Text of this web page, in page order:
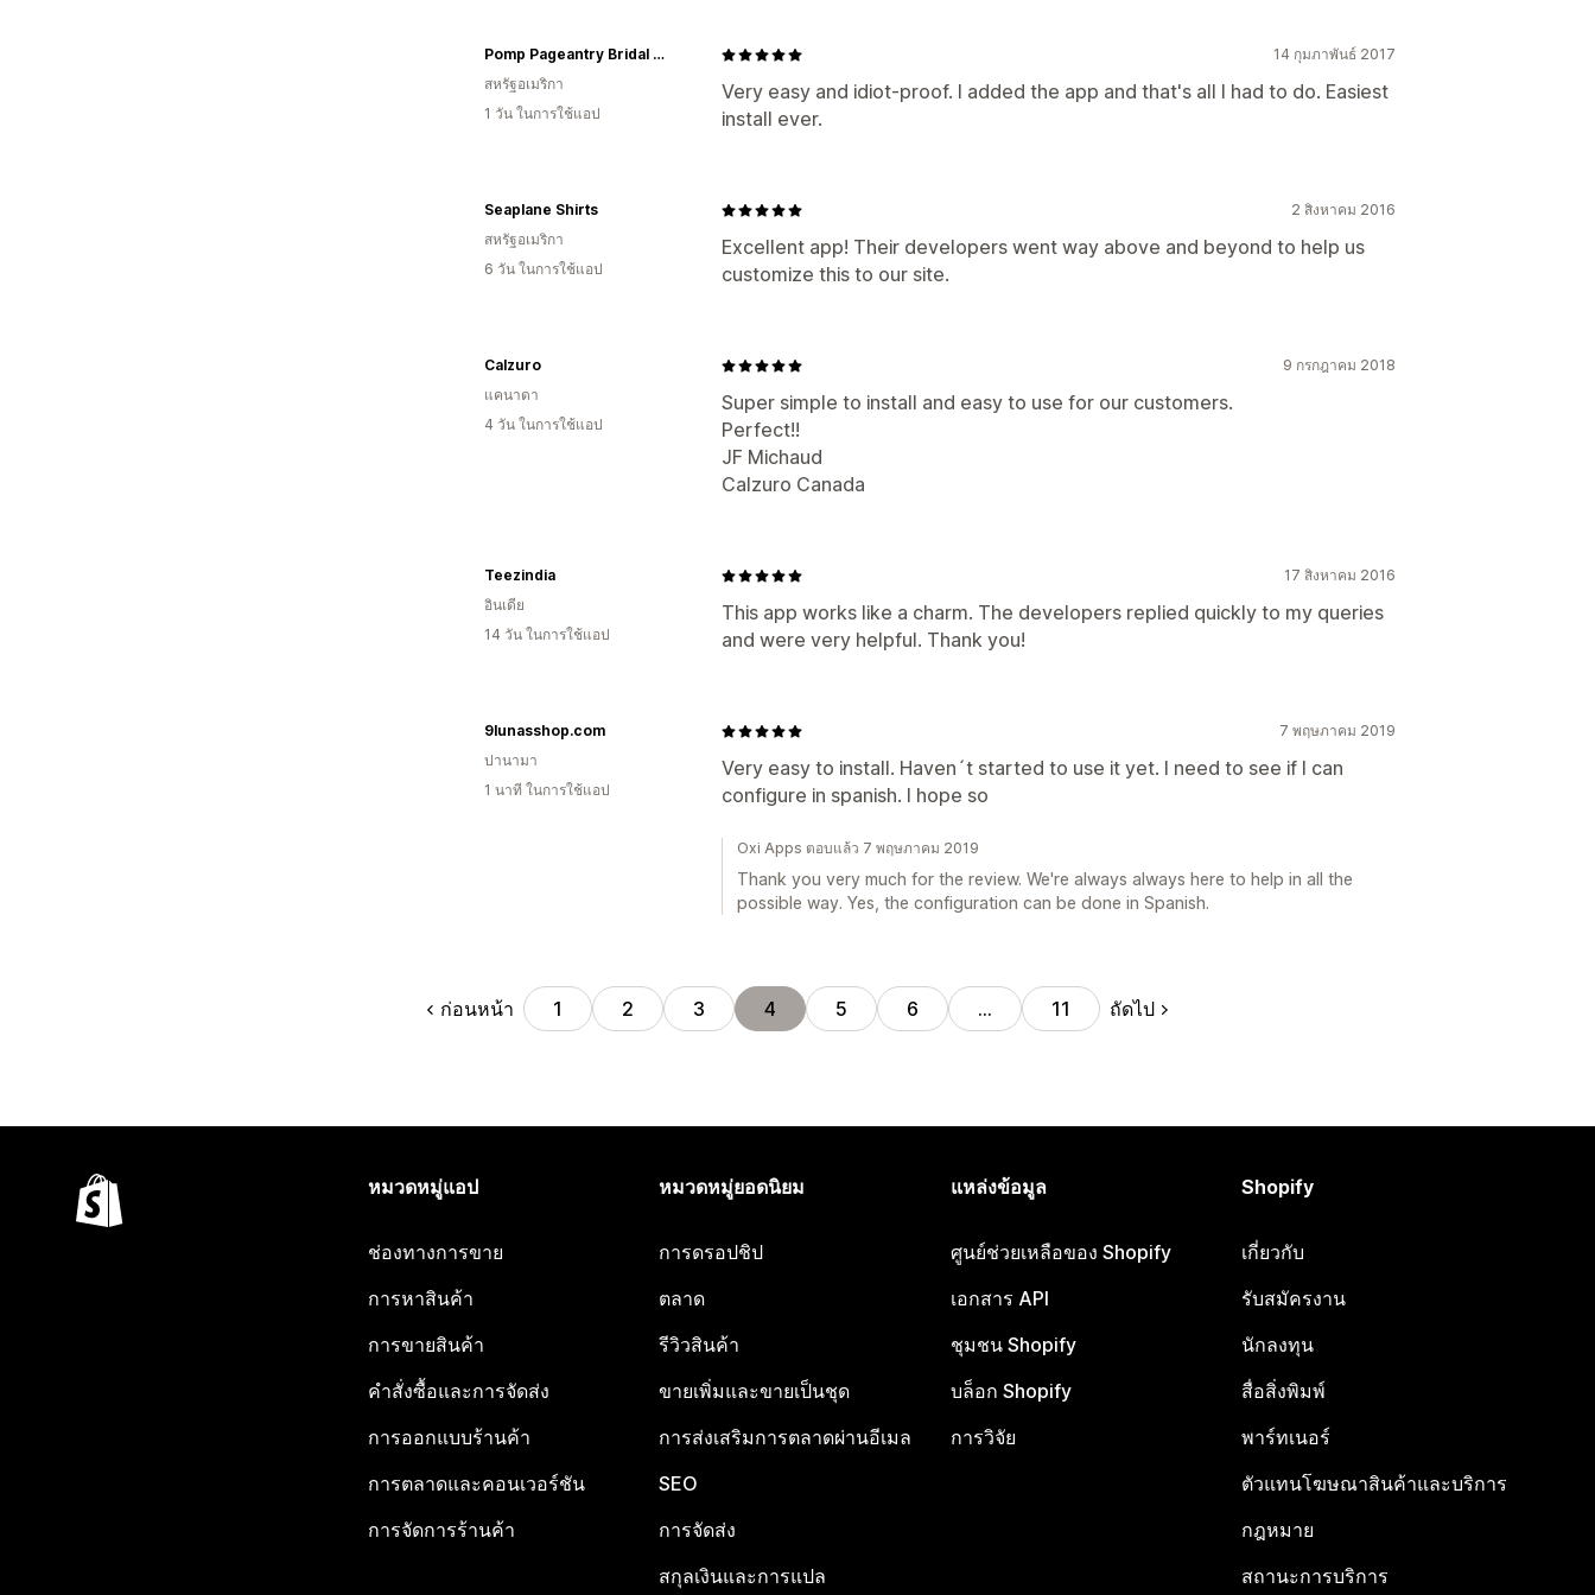
14 กุมภาพันธ์ 2017
Very easy and idiot-proof. I added the app and that's all I had to do. Easiest
install ever.
Pomp Pageantry Bridal Formal
สหรัฐอเมริกา
1 วัน ในการใช้แอป
2 สิงหาคม 2016
Excellent app! Their developers went way above and beyond to help us
customize this to our site.
Seaplane Shirts
สหรัฐอเมริกา
6 วัน ในการใช้แอป
9 กรกฎาคม 2018
Super simple to install and easy to use for our customers.
Perfect!!
JF Michaud
Calzuro Canada
Calzuro
แคนาดา
4 วัน ในการใช้แอป
17 สิงหาคม 2016
This app works like a charm. The developers replied quickly to my queries
and were very helpful. Thank you!
Teezindia
อินเดีย
14 วัน ในการใช้แอป
7 พฤษภาคม 2019
Very easy to install. Haven´t started to use it yet. I need to see if I can
configure in spanish. I hope so
9lunasshop.com
ปานามา
1 นาที ในการใช้แอป
Oxi Apps ตอบแล้ว 7 พฤษภาคม 2019
Thank you very much for the review. We're always always here to help in all the
possible way. Yes, the configuration can be done in Spanish.
ก่อนหน้า 1 2 3 4 5 6 … 11 ถัดไป
หมวดหมู่แอป
ช่องทางการขาย
การหาสินค้า
การขายสินค้า
คำสั่งซื้อและการจัดส่ง
การออกแบบร้านค้า
การตลาดและคอนเวอร์ชัน
การจัดการร้านค้า
หมวดหมู่ยอดนิยม
การดรอปชิป
ตลาด
รีวิวสินค้า
ขายเพิ่มและขายเป็นชุด
การส่งเสริมการตลาดผ่านอีเมล
SEO
การจัดส่ง
สกุลเงินและการแปล
แหล่งข้อมูล
ศูนย์ช่วยเหลือของ Shopify
เอกสาร API
ชุมชน Shopify
บล็อก Shopify
การวิจัย
Shopify
เกี่ยวกับ
รับสมัครงาน
นักลงทุน
สื่อสิ่งพิมพ์
พาร์ทเนอร์
ตัวแทนโฆษณาสินค้าและบริการ
กฎหมาย
สถานะการบริการ